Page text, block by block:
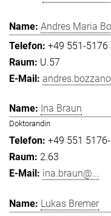
Andres Maria
+49 551-5176
U.57
Ina Braun
Doktorandin
+49 551
2.63
ina.braun@...
Lukas Bremer